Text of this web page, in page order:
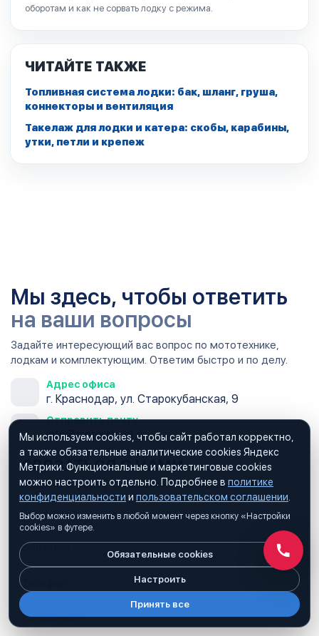
оборотам и как не сорвать лодку с режима.
ЧИТАЙТЕ ТАКЖЕ
Топливная система лодки: бак, шланг, груша,
коннекторы и вентиляция
Такелаж для лодки и катера: скобы, карабины,
утки, петли и крепеж
Мы здесь, чтобы ответить
на ваши вопросы
Задайте интересующий вас вопрос по мототехнике,
лодкам и комплектующим. Ответим быстро и по делу.
Адрес офиса
г. Краснодар, ул. Старокубанская, 9
Отправить почту
info@motorsboat.ru
СВЯЗАТЬСЯ С НАМИ
Заполните форму, свяжемся в ближайшее время
Мы используем cookies, чтобы сайт работал корректно,
а также обязательные аналитические cookies Яндекс
Метрики. Функциональные и маркетинговые cookies
можно настроить отдельно. Подробнее в политике
конфиденциальности и пользовательском соглашении
Выбор можно изменить в любой момент через кнопку «Настройки
cookies» в футере.
Обязательные cookies
Настроить
Принять все